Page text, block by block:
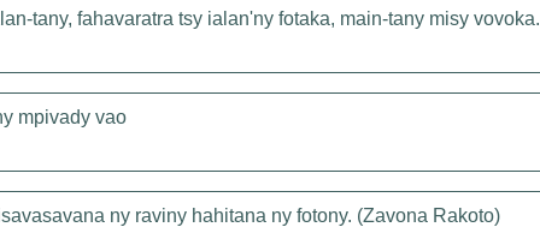
tany, fahavaratra tsy ialan'ny fotaka, main-tany misy vovoka.
mpivady vao
ny raviny hahitana ny fotony. (Zavona Rakoto)